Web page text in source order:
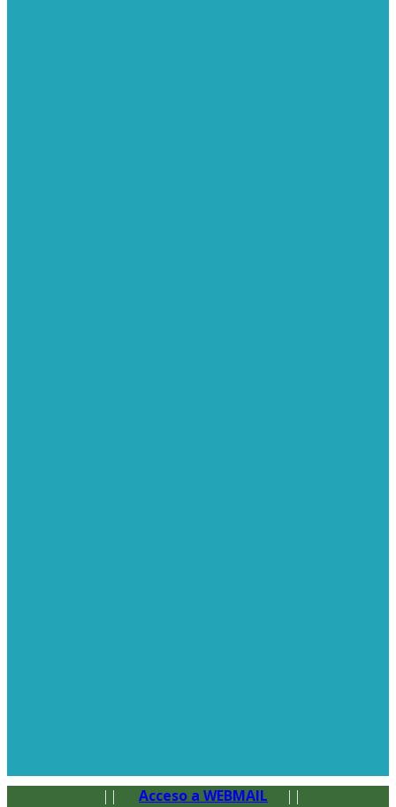
|| Acceso a WEBMAIL
||